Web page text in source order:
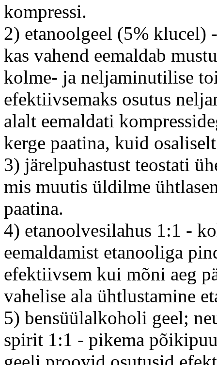
kompressi.
2) etanoolgeel (5% klucel)
kas vahend eemaldab
kolme- ja neljaminutilise
efektiivsemaks osutus
alalt eemaldati
kerge paatina, kuid
3) järelpuhastust teostati
mis muutis üldilme
paatina.
4) etanoolvesilahus 1:1 -
eemaldamist etanooliga
efektiivsem kui mõni aeg
vahelise ala ühtlustamine
5) bensüülalkoholi geel;
spirit 1:1 - pikema